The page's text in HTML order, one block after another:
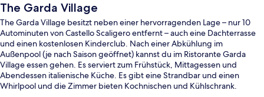
The Garda Village
The Garda Village besitzt neben einer hervorragenden Lage – nur 10
Autominuten von Castello Scaligero entfernt – auch eine Dachterrasse
und einen kostenlosen Kinderclub. Nach einer Abkühlung im
Außenpool (je nach Saison geöffnet) kannst du im Ristorante Garda
Village essen gehen. Es serviert zum Frühstück, Mittagessen und
Abendessen italienische Küche. Es gibt eine Strandbar und einen
Whirlpool und die Zimmer bieten Kochnischen und Kühlschrank.